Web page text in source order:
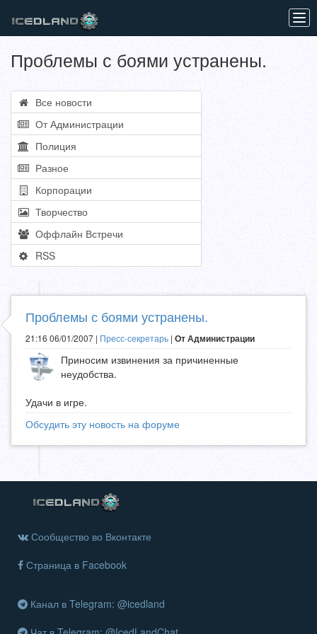
Проблемы с боями устранены.
Все новости
От Администрации
Полиция
Разное
Корпорации
Творчество
Оффлайн Встречи
RSS
Проблемы с боями устранены.
21:16 06/01/2007 | Пресс-секретарь | От Администрации
Приносим извинения за причиненные
неудобства.
Удачи в игре.
Обсудить эту новость на форуме
Сообщество во Вконтакте
Страница в Facebook
Канал в Telegram: @icedland